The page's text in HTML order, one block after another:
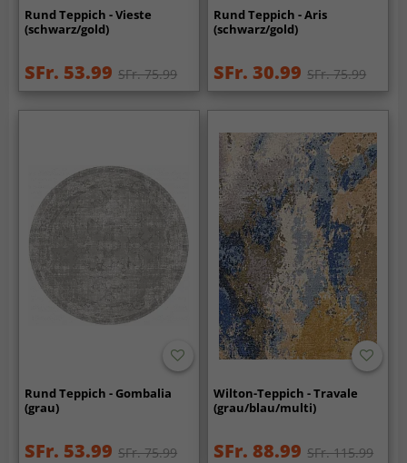
Rund Teppich - Vieste
(schwarz/gold)
SFr. 53.99 SFr. 75.99
Rund Teppich - Aris
(schwarz/gold)
SFr. 30.99 SFr. 75.99
Rund Teppich - Gombalia
(grau)
SFr. 53.99 SFr. 75.99
Wilton-Teppich - Travale
(grau/blau/multi)
SFr. 88.99 SFr. 115.99